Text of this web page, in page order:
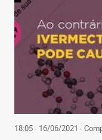
18:05 - 16/06/2021 -